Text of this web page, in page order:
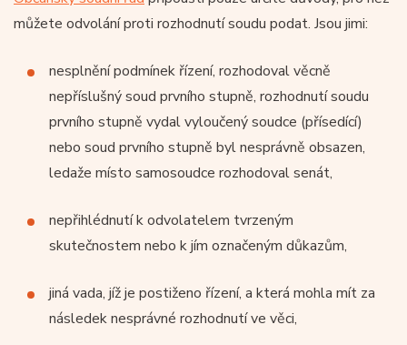
můžete odvolání proti rozhodnutí soudu podat. Jsou jimi:
nesplnění podmínek řízení, rozhodoval věcně
nepříslušný soud prvního stupně, rozhodnutí soudu
prvního stupně vydal vyloučený soudce (přísedící)
nebo soud prvního stupně byl nesprávně obsazen,
ledaže místo samosoudce rozhodoval senát,
nepřihlédnutí k odvolatelem tvrzeným
skutečnostem nebo k jím označeným důkazům,
jiná vada, jíž je postiženo řízení, a která mohla mít za
následek nesprávné rozhodnutí ve věci,